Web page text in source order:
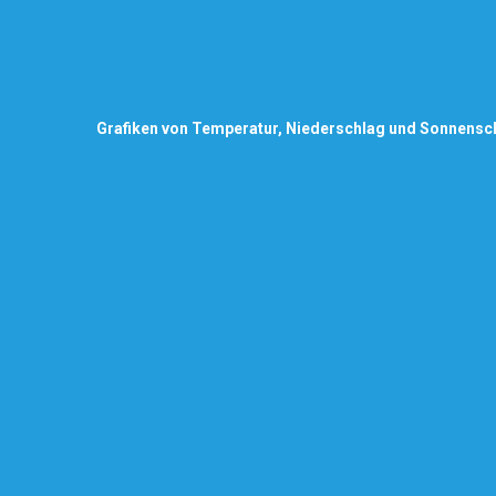
Grafiken von Temperatur, Niederschlag und